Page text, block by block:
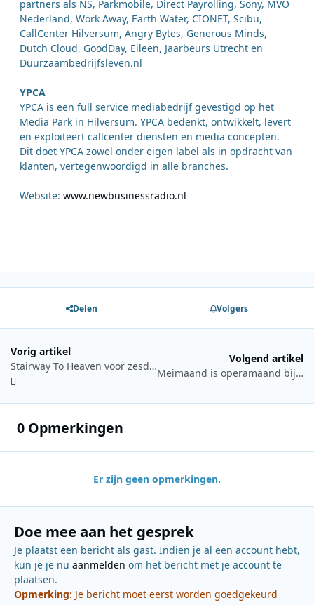
partners als NS, Parkmobile, Direct Payrolling, Sony, MVO
Nederland, Work Away, Earth Water, CIONET, Scibu,
CallCenter Hilversum, Angry Bytes, Generous Minds,
Dutch Cloud, GoodDay, Eileen, Jaarbeurs Utrecht en
Duurzaambedrijfsleven.nl
YPCA
YPCA is een full service mediabedrijf gevestigd op het
Media Park in Hilversum. YPCA bedenkt, ontwikkelt, levert
en exploiteert callcenter diensten en media concepten.
Dit doet YPCA zowel onder eigen label als in opdracht van
klanten, vertegenwoordigd in alle branches.
Website: www.newbusinessradio.nl
Delen Volgers
Vorig artikel
Stairway To Heaven voor zesde jaar op rij ultieme Radio 1-klassieker
Volgend artikel
Meimaand is operamaand bij L1
0 Opmerkingen
Er zijn geen opmerkingen.
Doe mee aan het gesprek
Je plaatst een bericht als gast. Indien je al een account hebt,
kun je je nu aanmelden om het bericht met je account te
plaatsen.
Opmerking: Je bericht moet eerst worden goedgekeurd